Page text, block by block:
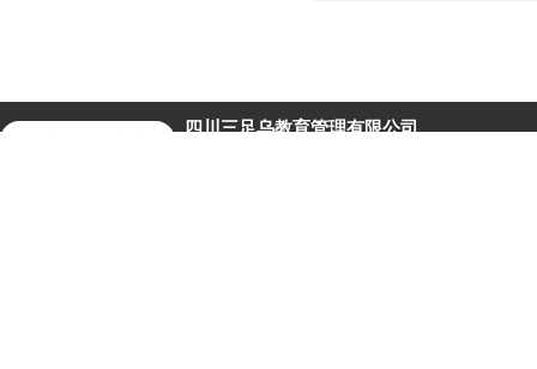
四川三足乌教育管理有限公司